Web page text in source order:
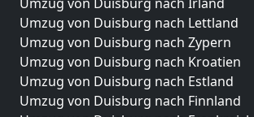
Umzug von Duisburg nach Lettland
Umzug von Duisburg nach Zypern
Umzug von Duisburg nach Kroatien
Umzug von Duisburg nach Estland
Umzug von Duisburg nach Finnland